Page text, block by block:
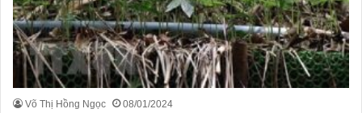
Võ Thị Hồng Ngọc 08/01/2024